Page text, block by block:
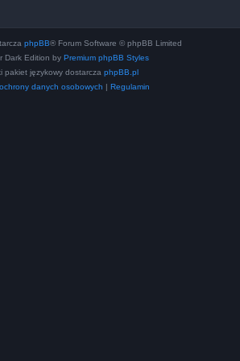
phpBB® Forum Software © phpBB Limited
Dark Edition by Premium phpBB Styles
pakiet językowy dostarcza phpBB.pl
danych osobowych | Regulamin